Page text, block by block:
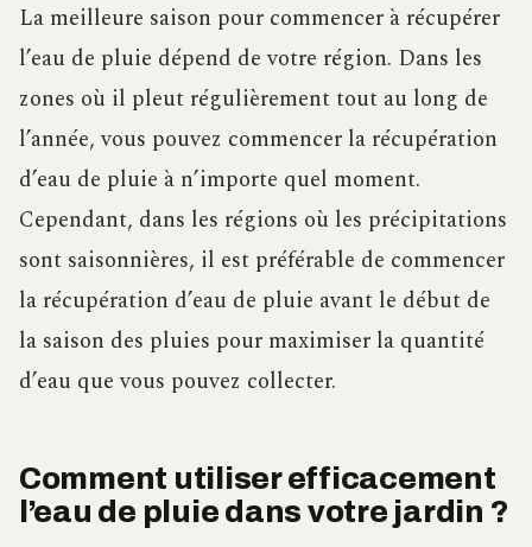
La meilleure saison pour commencer à récupérer
l’eau de pluie dépend de votre région. Dans les
zones où il pleut régulièrement tout au long de
l’année, vous pouvez commencer la récupération
d’eau de pluie à n’importe quel moment.
Cependant, dans les régions où les précipitations
sont saisonnières, il est préférable de commencer
la récupération d’eau de pluie avant le début de
la saison des pluies pour maximiser la quantité
d’eau que vous pouvez collecter.
Comment utiliser efficacement
l’eau de pluie dans votre jardin ?